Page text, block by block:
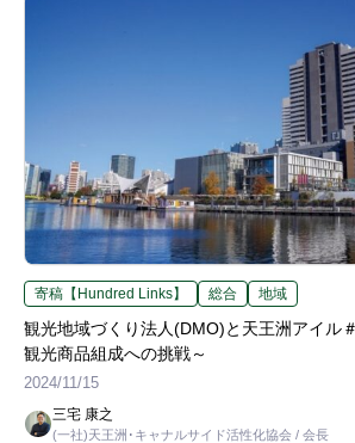
寄稿【Hundred Links】 総合 地域
観光地域づくり法人(DMO)と天王洲アイル
観光商品組成への挑戦～
2024/11/15
三宅 康之
(一社)天王洲･キャナルサイド活性化協会 / 会長